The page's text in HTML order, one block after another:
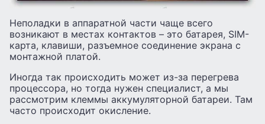
Неполадки в аппаратной части чаще всего
возникают в местах контактов – это батарея, SIM-
карта, клавиши, разъемное соединение экрана с
монтажной платой.
Иногда так происходить может из-за перегрева
процессора, но тогда нужен специалист, а мы
рассмотрим клеммы аккумуляторной батареи. Там
часто происходит окисление.